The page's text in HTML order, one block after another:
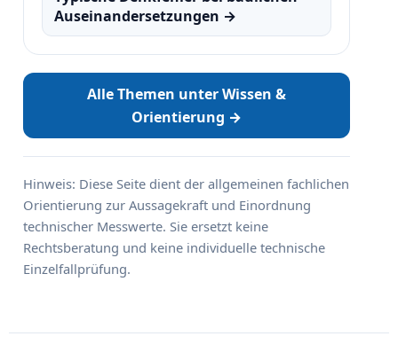
Auseinandersetzungen →
Alle Themen unter Wissen &
Orientierung →
Hinweis: Diese Seite dient der allgemeinen fachlichen
Orientierung zur Aussagekraft und Einordnung
technischer Messwerte. Sie ersetzt keine
Rechtsberatung und keine individuelle technische
Einzelfallprüfung.